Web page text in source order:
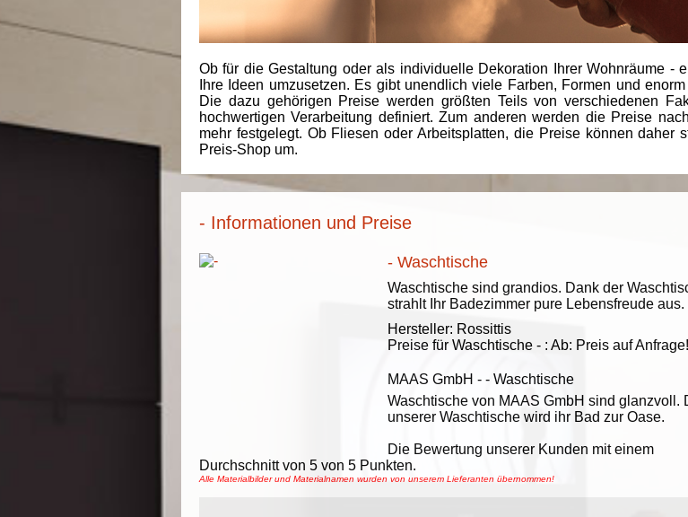
Ob für die Gestaltung oder als individuelle Dekoration Ihrer Wohnräume -
Ihre Ideen umzusetzen. Es gibt unendlich viele Farben, Formen und
Die dazu gehörigen Preise werden größten Teils von verschiedenen
hochwertigen Verarbeitung definiert. Zum anderen werden die Preise
mehr festgelegt. Ob Fliesen oder Arbeitsplatten, die Preise können daher
Preis-Shop um.
- Informationen und Preise
- Waschtische
Waschtische sind grandios. Dank der
strahlt Ihr Badezimmer pure Lebensfreude aus.
Hersteller: Rossittis
Preise für Waschtische - : Ab: Preis auf Anfrage!
MAAS GmbH - - Waschtische
Waschtische von MAAS GmbH sind glanzvoll.
unserer Waschtische wird ihr Bad zur Oase.
Die Bewertung unserer Kunden mit einem
Durchschnitt von 5 von 5 Punkten.
Alle Materialbilder und Materialnamen wurden von unserem Lieferanten übernommen!